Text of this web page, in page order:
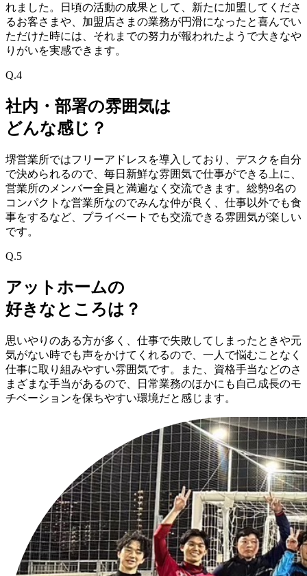
れました。日頃の活動の成果として、新たに加盟してくださ
るお客さまや、加盟店さまの業務が円滑になったと喜んでい
ただけた時には、それまでの努力が報われたようで大きなや
りがいを実感できます。
Q.4
社内・部署の雰囲気は
どんな感じ？
堺営業所ではフリーアドレスを導入しており、デスクを自分
で決められるので、毎日新鮮な雰囲気で仕事ができる上に、
営業所のメンバー全員と満遍なく交流できます。総勢9名の
コンパクトな営業所なのでみんな仲が良く、仕事以外でも食
事をするなど、プライベートでも交流できる雰囲気が楽しい
です。
Q.5
アットホームの
好きなところは？
思いやりのある方が多く、仕事で失敗してしまったときや元
気がない時でも声をかけてくれるので、一人で悩むことなく
仕事に取り組みやすい雰囲気です。また、資格手当などのさ
まざまな手当があるので、日常業務のほかにも自己成長のモ
チベーションを保ちやすい環境だと感じます。